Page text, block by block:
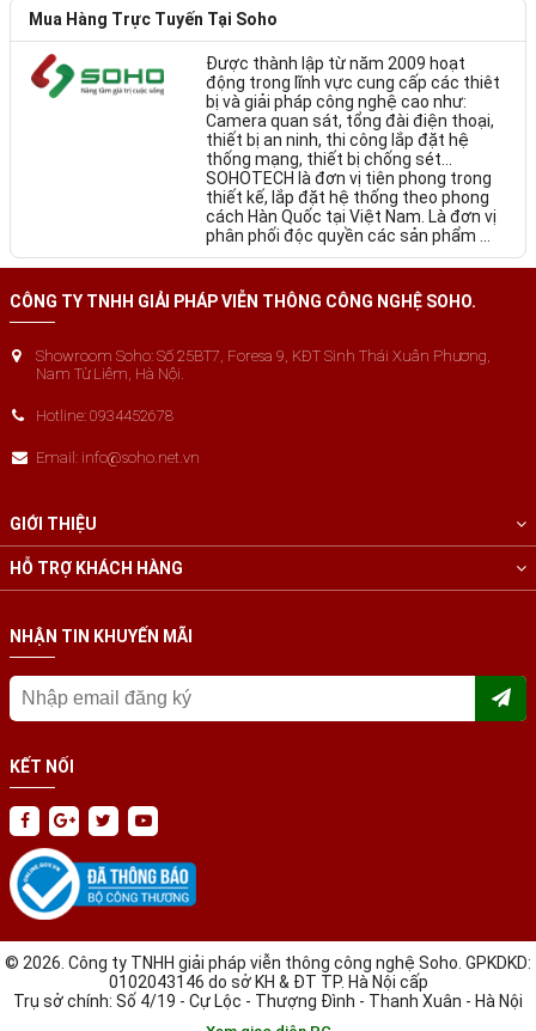
Mua Hàng Trực Tuyến Tại Soho
Được thành lập từ năm 2009 hoạt
động trong lĩnh vực cung cấp các thiêt
bị và giải pháp công nghệ cao như:
Camera quan sát, tổng đài điện thoại,
thiết bị an ninh, thi công lắp đặt hệ
thống mạng, thiết bị chống sét…
SOHOTECH là đơn vị tiên phong trong
thiết kế, lắp đặt hệ thống theo phong
cách Hàn Quốc tại Việt Nam. Là đơn vị
phân phối độc quyền các sản phẩm ...
CÔNG TY TNHH GIẢI PHÁP VIỄN THÔNG CÔNG NGHỆ SOHO.
Showroom Soho: Số 25BT7, Foresa 9, KĐT Sinh Thái Xuân Phương,
Nam Từ Liêm, Hà Nội.
Hotline: 0934452678
Email: info@soho.net.vn
GIỚI THIỆU
HỖ TRỢ KHÁCH HÀNG
NHẬN TIN KHUYẾN MÃI
KẾT NỐI
© 2026. Công ty TNHH giải pháp viễn thông công nghệ Soho. GPKDKD:
0102043146 do sở KH & ĐT TP. Hà Nội cấp
Trụ sở chính: Số 4/19 - Cự Lộc - Thượng Đình - Thanh Xuân - Hà Nội